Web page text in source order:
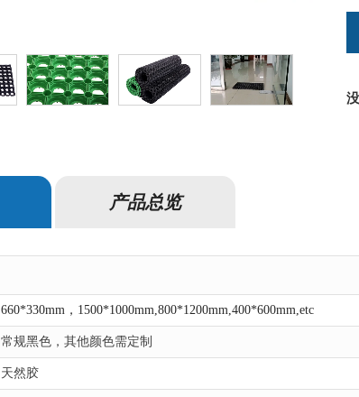
产品总览
660*330mm，1500*1000mm,800*1200mm,400*600mm,etc
常规黑色，其他颜色需定制
天然胶